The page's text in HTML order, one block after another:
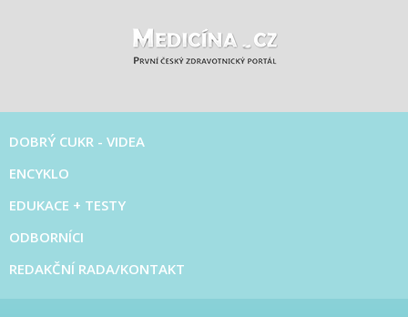
DOBRÝ CUKR - VIDEA
ENCYKLO
EDUKACE + TESTY
ODBORNÍCI
REDAKČNÍ RADA/KONTAKT